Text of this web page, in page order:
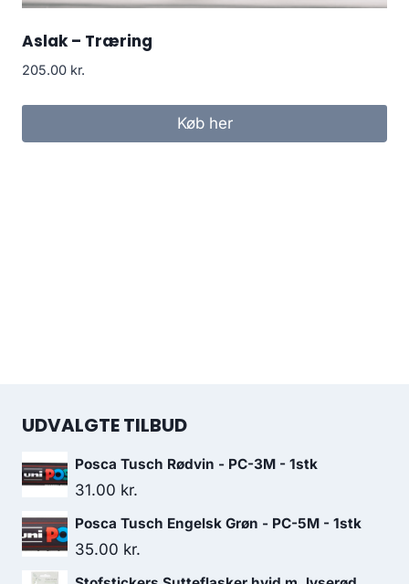
Aslak – Træring
205.00 kr.
Køb her
UDVALGTE TILBUD
Posca Tusch Rødvin - PC-3M - 1stk
31.00 kr.
Posca Tusch Engelsk Grøn - PC-5M - 1stk
35.00 kr.